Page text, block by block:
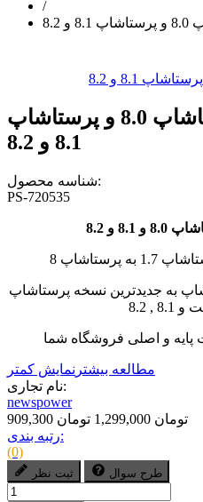
/
بسته ارتقا به پرستاشاپ 8.0 و پرستاشاپ
8.1 و 8.2
شناسه محصول:
PS-720535
به جدیدترین نسخه پرستاشاپ
, 8.2
پایه و اصلی فروشگاه شما
مطالعه بیشتر نمایش کمتر
نام تجاری:
newspower
909,300 تومان 1,299,000 تومان
رتبه بندی:
(0)
ثبت نظر طرح سوال